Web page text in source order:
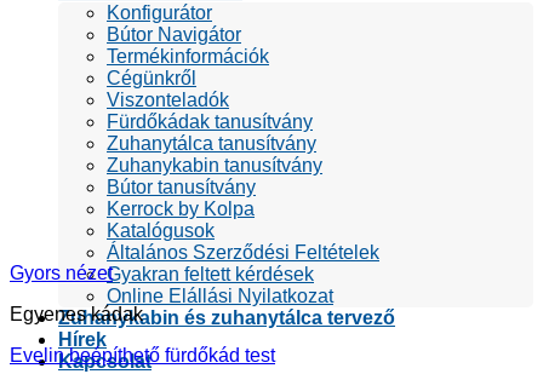
Konfigurátor
Bútor Navigátor
Termékinformációk
Cégünkről
Viszonteladók
Fürdőkádak tanusítvány
Zuhanytálca tanusítvány
Zuhanykabin tanusítvány
Bútor tanusítvány
Kerrock by Kolpa
Katalógusok
Általános Szerződési Feltételek
Gyakran feltett kérdések
Online Elállási Nyilatkozat
Zuhanykabin és zuhanytálca tervező
Hírek
Kapcsolat
Gyors nézet
Egyenes kádak
Evelin beépíthető fürdőkád test